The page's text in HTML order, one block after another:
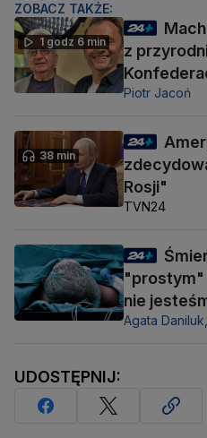
ZOBACZ TAKŻE:
1 godz 6 min
z
Piotr Jacoń
38 min
Rosji"
TVN24
"prostym"
nie
Agata Daniluk,
UDOSTĘPNIJ: